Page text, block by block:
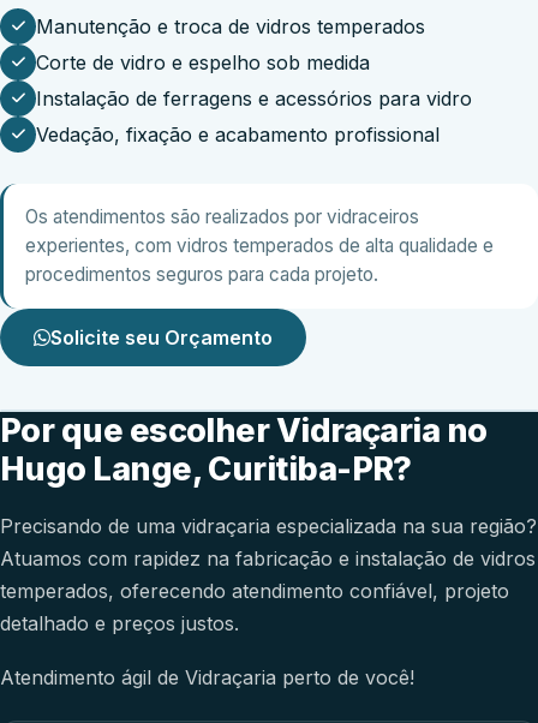
Manutenção e troca de vidros temperados
Corte de vidro e espelho sob medida
Instalação de ferragens e acessórios para vidro
Vedação, fixação e acabamento profissional
Os atendimentos são realizados por vidraceiros
experientes, com vidros temperados de alta qualidade e
procedimentos seguros para cada projeto.
Solicite seu Orçamento
Por que escolher Vidraçaria no
Hugo Lange, Curitiba-PR?
Precisando de uma vidraçaria especializada na sua região?
Atuamos com rapidez na fabricação e instalação de vidros
temperados, oferecendo atendimento confiável, projeto
detalhado e preços justos.
Atendimento ágil de Vidraçaria perto de você!